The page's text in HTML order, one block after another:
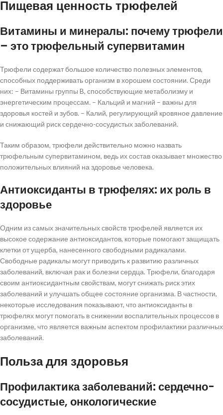
Пищевая ценность трюфелей
Витамины и минералы: почему трюфели
– это трюфельный супервитамин
Трюфели содержат большое количество полезных элементов,
способных поддерживать организм в хорошем состоянии. Среди
них: – Витамины группы B, способствующие метаболизму и
энергетическим процессам. – Кальций и магний – важны для
здоровья костей и зубов. – Калий, регулирующий кровяное давление
и снижающий риск сердечно-сосудистых заболеваний.
Таким образом, трюфели действительно можно назвать
трюфельным супервитамином, ведь их состав оказывает множество
положительных влияний на здоровье человека.
Антиоксиданты в трюфелях: их роль в
здоровье
Одним из самых значительных свойств трюфелей является их
высокое содержание антиоксидантов, которые помогают защищать
клетки от ущерба, нанесенного свободными радикалами.
Свободные радикалы могут приводить к развитию различных
заболеваний, включая рак и болезни сердца. Трюфели, благодаря
своим антиоксидантным свойствам, могут снижать риск этих
заболеваний и улучшать общее состояние организма. В частности,
некоторые исследования показывают, что антиоксиданты в
трюфелях могут помогать в снижении воспалительных процессов в
организме, что является важным аспектом профилактики различных
заболеваний.
Польза для здоровья
Профилактика заболеваний: сердечно-
сосудистые, онкологические